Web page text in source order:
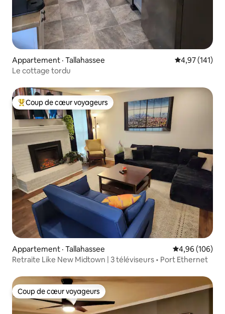
Appartement · Tallahassee Note
4,97 (141)
Le cottage tordu
Coup de cœur voyageurs parmi les plus aimés
Coup de cœur voyageurs
Appartement · Tallahassee Note
4,96 (106)
Retraite Like New Midtown | 3 téléviseurs • Port Ethernet
Coup de cœur voyageurs
Coup de cœur voyageurs